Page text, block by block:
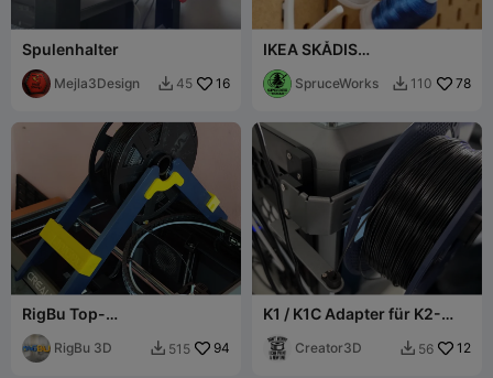
Spulenhalter
Mejla3Design  45 16
IKEA SKÅDIS
Doppelhalterung für kleine
Garnspulen
SpruceWorks  110 78
RigBu Top-
Spulenhalterung für
Creality K1 Max für TPU -
RB3D0001
RigBu 3D  515 94
K1 / K1C Adapter für K2-
Creator3D  56 12